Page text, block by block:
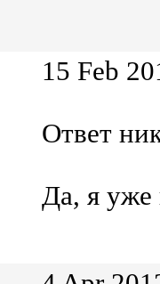
15 Feb
Ответ
Да, я уже